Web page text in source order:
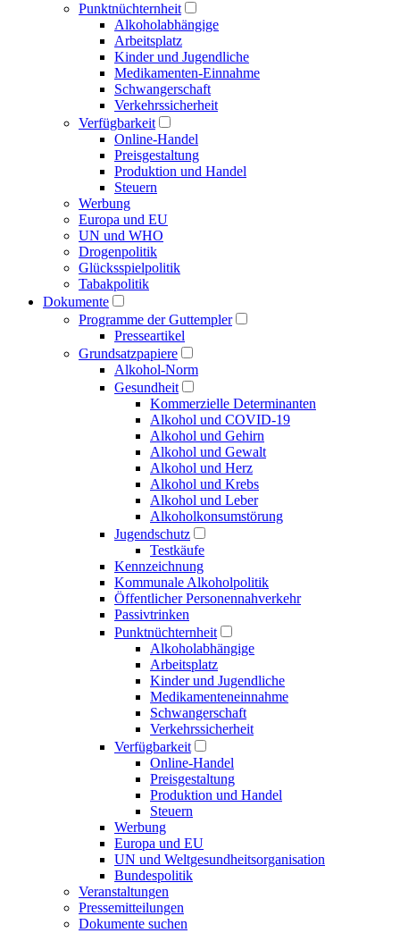
Punktnüchternheit
Alkoholabhängige
Arbeitsplatz
Kinder und Jugendliche
Medikamenten-Einnahme
Schwangerschaft
Verkehrssicherheit
Verfügbarkeit
Online-Handel
Preisgestaltung
Produktion und Handel
Steuern
Werbung
Europa und EU
UN und WHO
Drogenpolitik
Glücksspielpolitik
Tabakpolitik
Dokumente
Programme der Guttempler
Presse­artikel
Grundsatzpapiere
Alkohol-Norm
Gesundheit
Kommerzielle Determinanten
Alkohol und COVID-19
Alkohol und Gehirn
Alkohol und Gewalt
Alkohol und Herz
Alkohol und Krebs
Alkohol und Leber
Alkoholkonsumstörung
Jugendschutz
Testkäufe
Kennzeichnung
Kommunale Alkoholpolitik
Öffentlicher Personen­nahverkehr
Passivtrinken
Punkt­nüchternheit
Alkohol­abhängige
Arbeitsplatz
Kinder und Jugendliche
Medikamenten­einnahme
Schwangerschaft
Verkehrs­sicherheit
Verfügbarkeit
Online-Handel
Preisgestaltung
Produktion und Handel
Steuern
Werbung
Europa und EU
UN und Welt­gesundheits­organisation
Bundespolitik
Veranstaltungen
Presse­mitteilungen
Dokumente suchen